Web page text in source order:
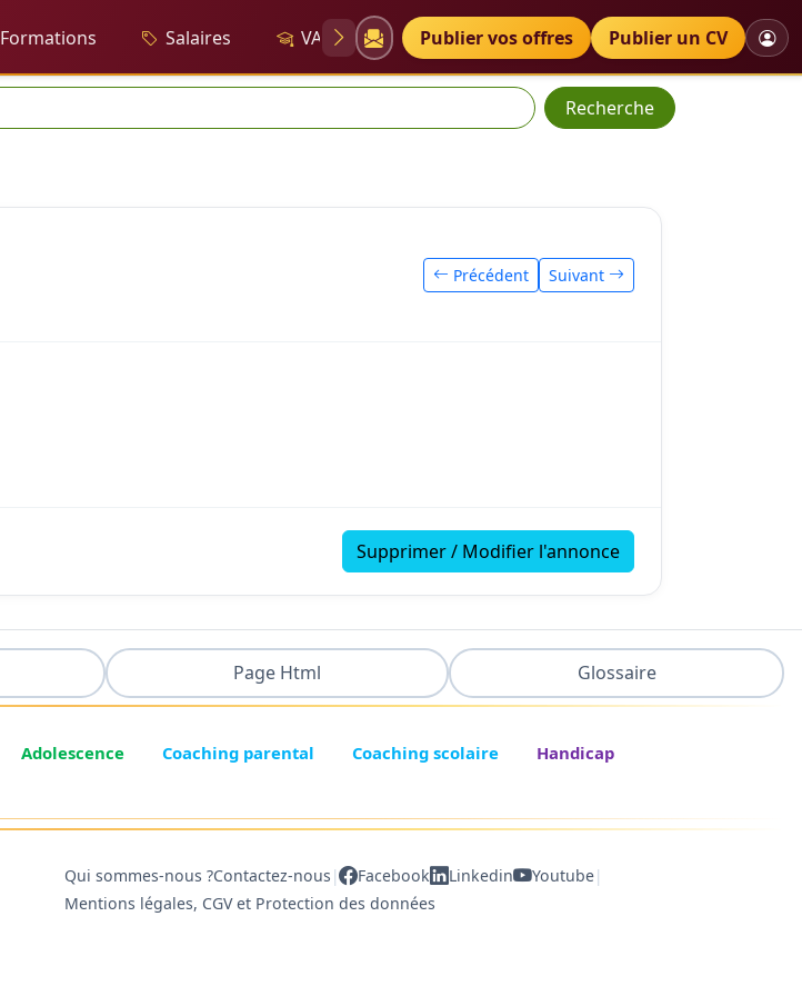
Formations Salaires VAE Diplômes Petites annonces
Publier vos offres Publier un CV
Recherche
Précédent Suivant
Supprimer / Modifier l'annonce
Page Html Glossaire
Adolescence Coaching parental Coaching scolaire
Handicap
Qui sommes-nous ?Contactez-nous | Facebook Linkedin Youtube|
Mentions légales, CGV et Protection des données